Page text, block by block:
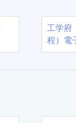
工学
程）電